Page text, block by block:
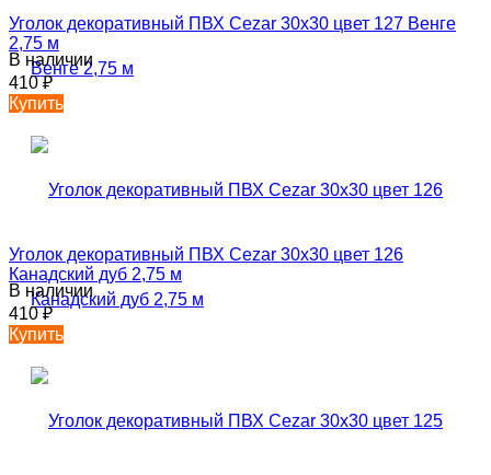
Уголок декоративный ПВХ Cezar 30х30 цвет 127 Венге
2,75 м
В наличии
410₽
Купить
Уголок декоративный ПВХ Cezar 30х30 цвет 126
Канадский дуб 2,75 м
В наличии
410₽
Купить